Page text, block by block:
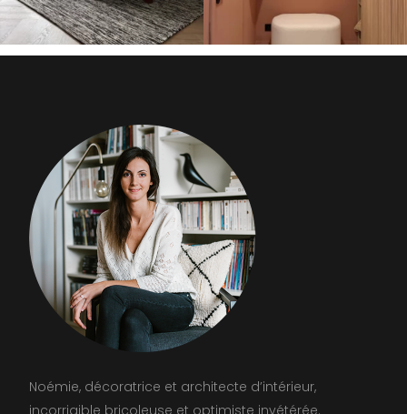
Noémie, décoratrice et architecte d’intérieur,
incorrigible bricoleuse et optimiste invétérée.